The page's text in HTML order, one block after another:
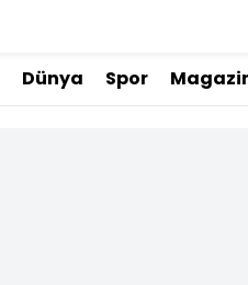
Dünya Spor